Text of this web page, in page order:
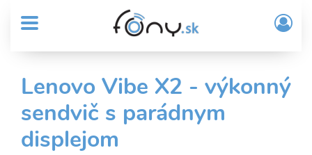
obsah
MENU
Sub
Header
menu
User
account
menu
/
Lenovo Vibe X2 - výkonný
sendvič s parádnym
displejom